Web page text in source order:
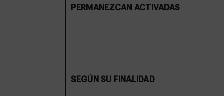
PERMANEZCAN ACTIVADAS
SEGÚN SU FINALIDAD